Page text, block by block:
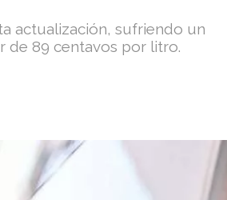
actualización, sufriendo un
de 89 centavos por litro.